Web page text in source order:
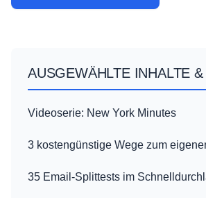
AUSGEWÄHLTE INHALTE
Videoserie: New York Minutes
3 kostengünstige Wege zum
35 Email-Splittests im